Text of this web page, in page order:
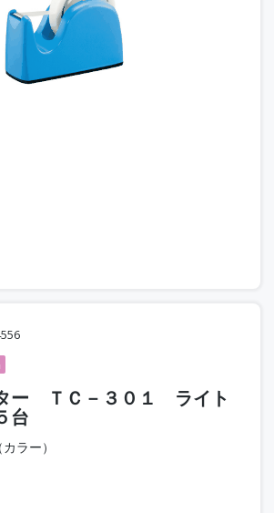
ー ＴＣ－３０１ ライト
ラー）